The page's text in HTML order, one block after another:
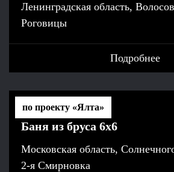
Ленинградская область,
Роговицы
Подробнее
Баня из бруса 6х6
Московская область,
2-я Смирновка
по проекту «Ялта»